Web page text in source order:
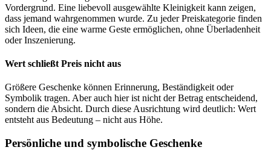
Vordergrund. Eine liebevoll ausgewählte Kleinigkeit kann zeigen,
dass jemand wahrgenommen wurde. Zu jeder Preiskategorie finden
sich Ideen, die eine warme Geste ermöglichen, ohne Überladenheit
oder Inszenierung.
Wert schließt Preis nicht aus
Größere Geschenke können Erinnerung, Beständigkeit oder
Symbolik tragen. Aber auch hier ist nicht der Betrag entscheidend,
sondern die Absicht. Durch diese Ausrichtung wird deutlich: Wert
entsteht aus Bedeutung – nicht aus Höhe.
Persönliche und symbolische Geschenke